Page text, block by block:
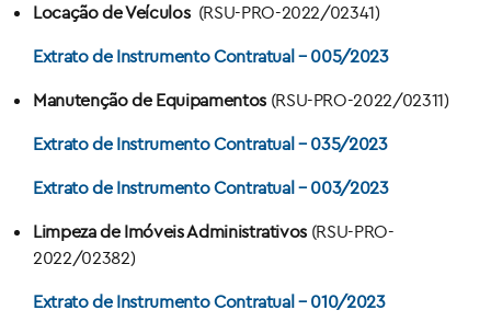
Locação de Veículos (RSU-PRO-2022/02341)
Extrato de Instrumento Contratual – 005/2023
Manutenção de Equipamentos (RSU-PRO-2022/02311)
Extrato de Instrumento Contratual – 035/2023
Extrato de Instrumento Contratual – 003/2023
Limpeza de Imóveis Administrativos (RSU-PRO-
2022/02382)
Extrato de Instrumento Contratual – 010/2023